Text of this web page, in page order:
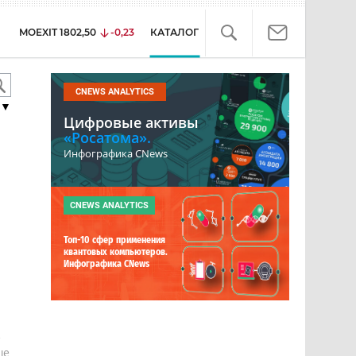
MOEXIT 1802,50 -0,23 КАТАЛОГ
CNEWS ANALYTICS
Цифровые активы
«Росатома».
Инфографика CNews
CNEWS ANALYTICS
Топ-10 сфер применения
квантовых компьютеров.
Инфографика CNews